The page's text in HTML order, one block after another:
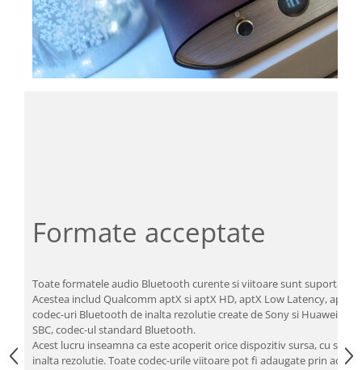
Formate acceptate
Toate formatele audio Bluetooth curente si viitoare sunt suportate.
Acestea includ Qualcomm aptX si aptX HD, aptX Low Latency, aptX
codec-uri Bluetooth de inalta rezolutie create de Sony si Huawei,
SBC, codec-ul standard Bluetooth.
Acest lucru inseamna ca este acoperit orice dispozitiv sursa, cu
inalta rezolutie. Toate codec-urile viitoare pot fi adaugate prin